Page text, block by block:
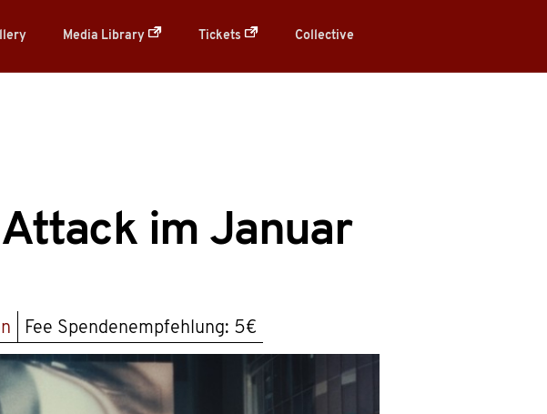
Media Library Tickets Collective
im Januar
Fee Spendenempfehlung: 5€